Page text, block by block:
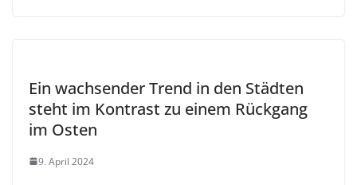
Ein wachsender Trend in den Städten
steht im Kontrast zu einem Rückgang
im Osten
9. April 2024